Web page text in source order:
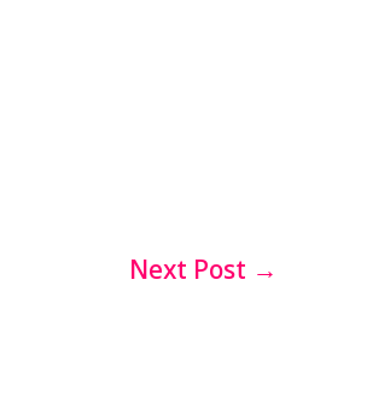
Next Post →